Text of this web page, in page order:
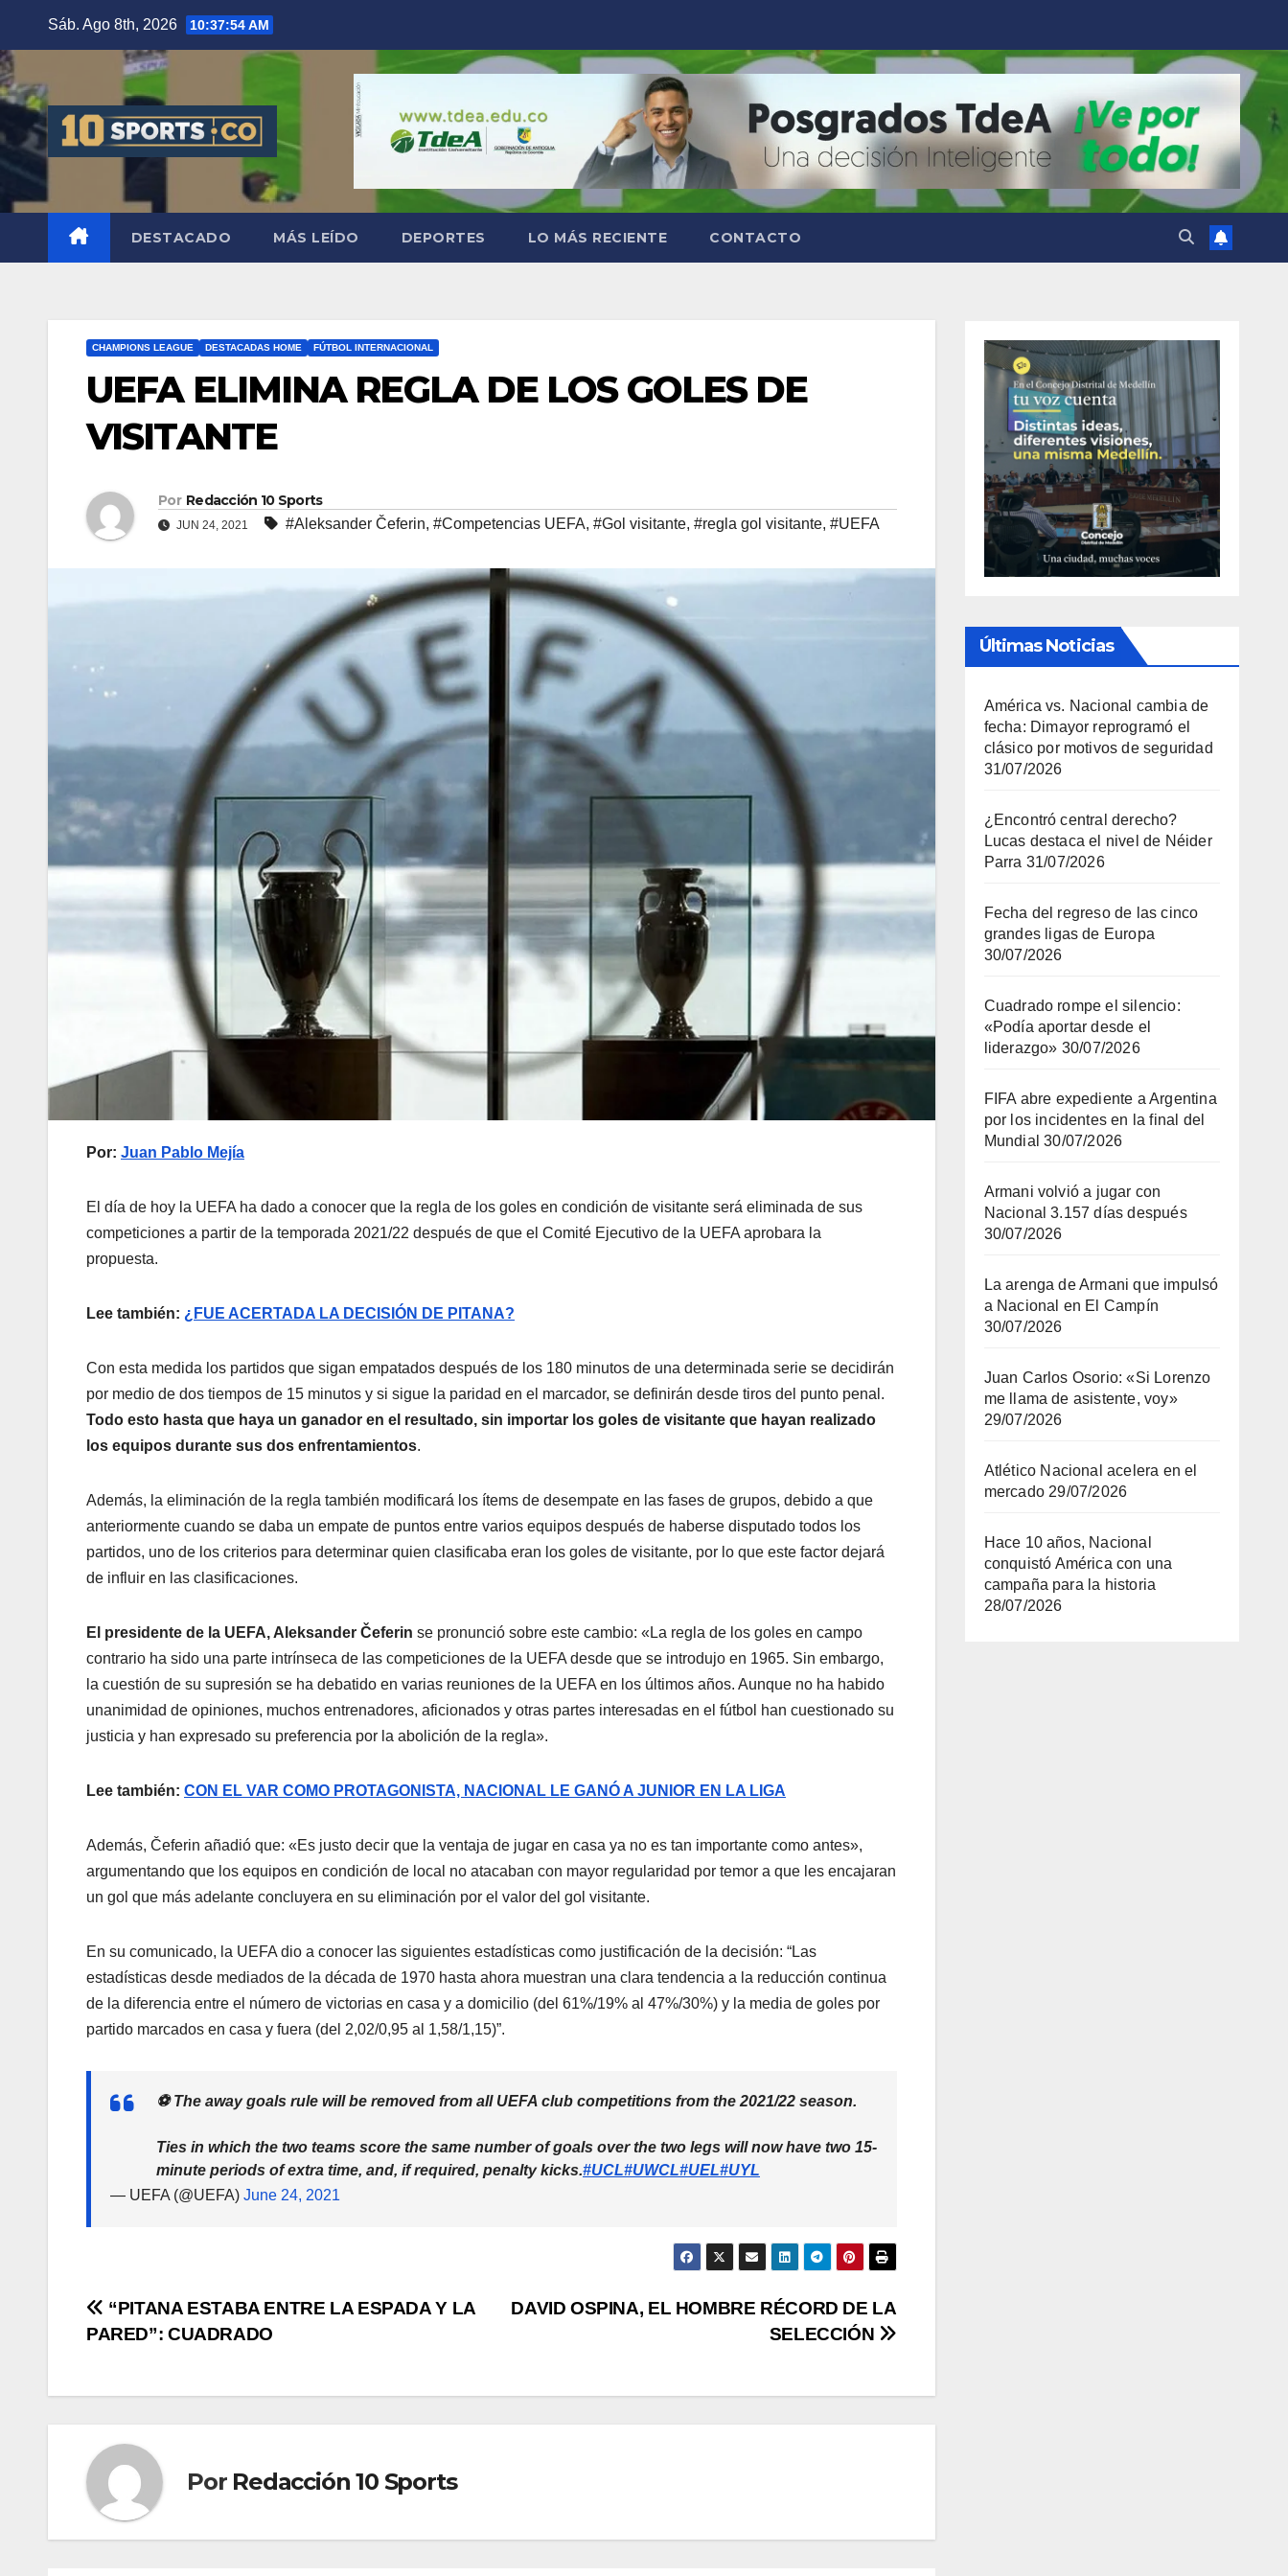
Sáb. Ago 8th, 2026 10:37:55 AM
DESTACADO MÁS LEÍDO DEPORTES LO MÁS RECIENTE CONTACTO
CHAMPIONS LEAGUE DESTACADAS HOME FÚTBOL INTERNACIONAL
UEFA ELIMINA REGLA DE LOS GOLES DE
VISITANTE
Por Redacción 10 Sports
JUN 24, 2021 #Aleksander Čeferin, #Competencias UEFA, #Gol visitante, #regla gol visitante, #UEFA
Por: Juan Pablo Mejía
El día de hoy la UEFA ha dado a conocer que la regla de los goles en condición de visitante será eliminada de sus
competiciones a partir de la temporada 2021/22 después de que el Comité Ejecutivo de la UEFA aprobara la
propuesta.
Lee también: ¿FUE ACERTADA LA DECISIÓN DE PITANA?
Con esta medida los partidos que sigan empatados después de los 180 minutos de una determinada serie se decidirán
por medio de dos tiempos de 15 minutos y si sigue la paridad en el marcador, se definirán desde tiros del punto penal.
Todo esto hasta que haya un ganador en el resultado, sin importar los goles de visitante que hayan realizado
los equipos durante sus dos enfrentamientos.
Además, la eliminación de la regla también modificará los ítems de desempate en las fases de grupos, debido a que
anteriormente cuando se daba un empate de puntos entre varios equipos después de haberse disputado todos los
partidos, uno de los criterios para determinar quien clasificaba eran los goles de visitante, por lo que este factor dejará
de influir en las clasificaciones.
El presidente de la UEFA, Aleksander Čeferin se pronunció sobre este cambio: «La regla de los goles en campo
contrario ha sido una parte intrínseca de las competiciones de la UEFA desde que se introdujo en 1965. Sin embargo,
la cuestión de su supresión se ha debatido en varias reuniones de la UEFA en los últimos años. Aunque no ha habido
unanimidad de opiniones, muchos entrenadores, aficionados y otras partes interesadas en el fútbol han cuestionado su
justicia y han expresado su preferencia por la abolición de la regla».
Lee también: CON EL VAR COMO PROTAGONISTA, NACIONAL LE GANÓ A JUNIOR EN LA LIGA
Además, Čeferin añadió que: «Es justo decir que la ventaja de jugar en casa ya no es tan importante como antes»,
argumentando que los equipos en condición de local no atacaban con mayor regularidad por temor a que les encajaran
un gol que más adelante concluyera en su eliminación por el valor del gol visitante.
En su comunicado, la UEFA dio a conocer las siguientes estadísticas como justificación de la decisión: “Las
estadísticas desde mediados de la década de 1970 hasta ahora muestran una clara tendencia a la reducción continua
de la diferencia entre el número de victorias en casa y a domicilio (del 61%/19% al 47%/30%) y la media de goles por
partido marcados en casa y fuera (del 2,02/0,95 al 1,58/1,15)”.
⚽ The away goals rule will be removed from all UEFA club competitions from the 2021/22 season.
Ties in which the two teams score the same number of goals over the two legs will now have two 15-
minute periods of extra time, and, if required, penalty kicks.#UCL#UWCL#UEL#UYL
— UEFA (@UEFA) June 24, 2021
DAVID OSPINA, EL HOMBRE RÉCORD DE LA
SELECCIÓN
“PITANA ESTABA ENTRE LA ESPADA Y LA
PARED”: CUADRADO
Por Redacción 10 Sports
Últimas Noticias
América vs. Nacional cambia de
fecha: Dimayor reprogramó el
clásico por motivos de seguridad
31/07/2026
¿Encontró central derecho?
Lucas destaca el nivel de Néider
Parra 31/07/2026
Fecha del regreso de las cinco
grandes ligas de Europa
30/07/2026
Cuadrado rompe el silencio:
«Podía aportar desde el
liderazgo» 30/07/2026
FIFA abre expediente a Argentina
por los incidentes en la final del
Mundial 30/07/2026
Armani volvió a jugar con
Nacional 3.157 días después
30/07/2026
La arenga de Armani que impulsó
a Nacional en El Campín
30/07/2026
Juan Carlos Osorio: «Si Lorenzo
me llama de asistente, voy»
29/07/2026
Atlético Nacional acelera en el
mercado 29/07/2026
Hace 10 años, Nacional
conquistó América con una
campaña para la historia
28/07/2026